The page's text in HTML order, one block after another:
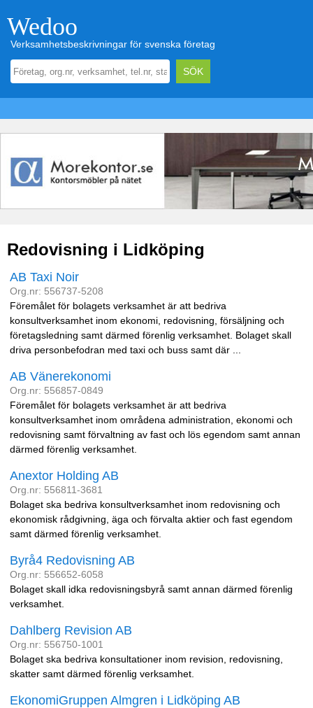
Wedoo
Verksamhetsbeskrivningar för svenska företag
Redovisning i Lidköping
AB Taxi Noir
Org.nr: 556737-5208
Föremålet för bolagets verksamhet är att bedriva
konsultverksamhet inom ekonomi, redovisning, försäljning och
företagsledning samt därmed förenlig verksamhet. Bolaget skall
driva personbefodran med taxi och buss samt där ...
AB Vänerekonomi
Org.nr: 556857-0849
Föremålet för bolagets verksamhet är att bedriva
konsultverksamhet inom områdena administration, ekonomi och
redovisning samt förvaltning av fast och lös egendom samt annan
därmed förenlig verksamhet.
Anextor Holding AB
Org.nr: 556811-3681
Bolaget ska bedriva konsultverksamhet inom redovisning och
ekonomisk rådgivning, äga och förvalta aktier och fast egendom
samt därmed förenlig verksamhet.
Byrå4 Redovisning AB
Org.nr: 556652-6058
Bolaget skall idka redovisningsbyrå samt annan därmed förenlig
verksamhet.
Dahlberg Revision AB
Org.nr: 556750-1001
Bolaget ska bedriva konsultationer inom revision, redovisning,
skatter samt därmed förenlig verksamhet.
EkonomiGruppen Almgren i Lidköping AB